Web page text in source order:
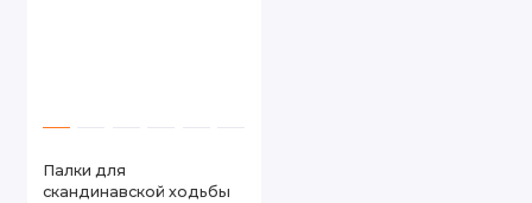
Палки для
скандинавской ходьбы